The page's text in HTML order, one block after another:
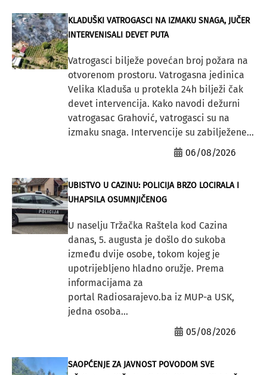
KLADUŠKI VATROGASCI NA IZMAKU SNAGA, JUČER
INTERVENISALI DEVET PUTA
Vatrogasci bilježe povećan broj požara na
otvorenom prostoru. Vatrogasna jedinica
Velika Kladuša u protekla 24h bilježi čak
devet intervencija. Kako navodi dežurni
vatrogasac Grahović, vatrogasci su na
izmaku snaga. Intervencije su zabilježene...
06/08/2026
UBISTVO U CAZINU: POLICIJA BRZO LOCIRALA I
UHAPSILA OSUMNJIČENOG
U naselju Tržačka Raštela kod Cazina
danas, 5. augusta je došlo do sukoba
između dvije osobe, tokom kojeg je
upotrijebljeno hladno oružje. Prema
informacijama za
portal Radiosarajevo.ba iz MUP-a USK,
jedna osoba...
05/08/2026
SAOPĆENJE ZA JAVNOST POVODOM SVE